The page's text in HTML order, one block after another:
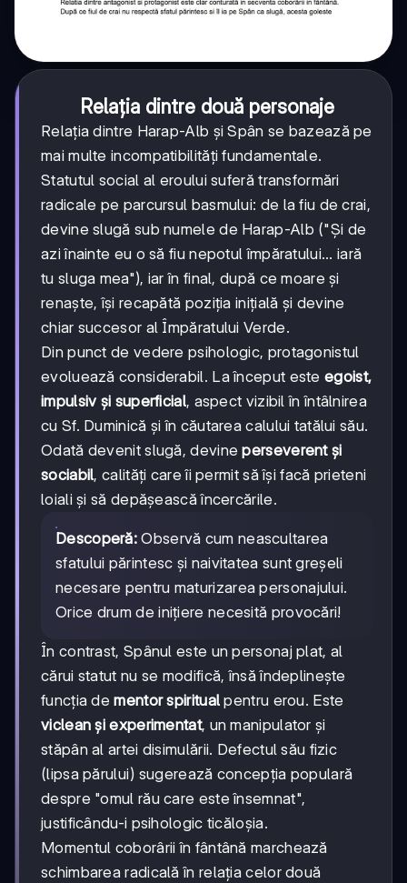
Relația dintre două personaje
Relația dintre Harap-Alb și Spân se bazează pe
mai multe incompatibilități fundamentale.
Statutul social al eroului suferă transformări
radicale pe parcursul basmului: de la fiu de crai,
devine slugă sub numele de Harap-Alb ("Și de
azi înainte eu o să fiu nepotul împăratului... iară
tu sluga mea"), iar în final, după ce moare și
renaște, își recapătă poziția inițială și devine
chiar succesor al Împăratului Verde.
Din punct de vedere psihologic, protagonistul
evoluează considerabil. La început este egoist,
impulsiv și superficial, aspect vizibil în întâlnirea
cu Sf. Duminică și în căutarea calului tatălui său.
Odată devenit slugă, devineperseverent și
sociabil, calități care îi permit să își facă prieteni
loiali și să depășească încercările.
Descoperă: Observă cum neascultarea
sfatului părintesc și naivitatea sunt greșeli
necesare pentru maturizarea personajului.
Orice drum de inițiere necesită provocări!
În contrast, Spânul este un personaj plat, al
cărui statut nu se modifică, însă îndeplinește
funcția dementor spiritual pentru erou. Este
viclean și experimentat, un manipulator și
stăpân al artei disimulării. Defectul său fizic
(lipsa părului) sugerează concepția populară
despre "omul rău care este însemnat",
justificându-i psihologic ticăloșia.
Momentul coborârii în fântână marchează
schimbarea radicală în relația celor două